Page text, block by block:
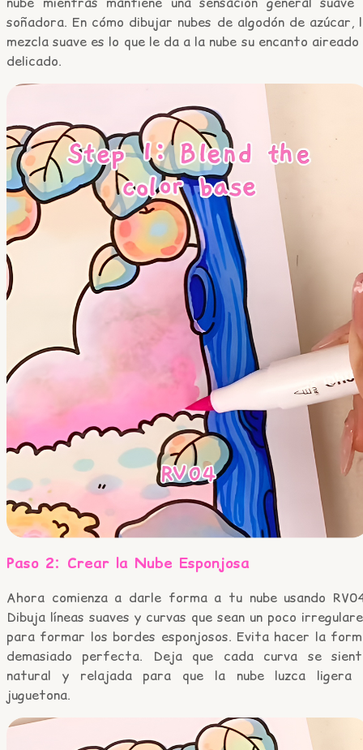
soñadora. En cómo dibujar nubes de algodón de azúcar,
mezcla suave es lo que le da a la nube su encanto aireado
delicado.
Paso 2: Crear la Nube Esponjosa
Ahora comienza a darle forma a tu nube usando
Dibuja líneas suaves y curvas que sean un poco
para formar los bordes esponjosos. Evita hacer la
demasiado perfecta. Deja que cada curva se
natural y relajada para que la nube luzca ligera
juguetona.